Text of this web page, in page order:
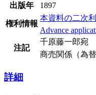
出版年
1897
権利情報
本資料の二次
Advance
注記
千原藤一郎宛
商売関係（為
詳細